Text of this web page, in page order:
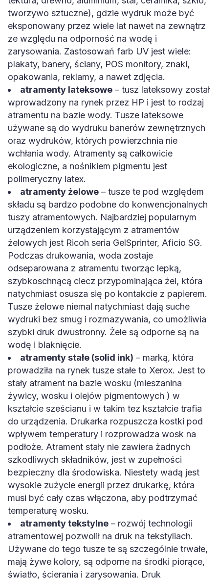
tworzywo sztuczne), gdzie wydruk może być
eksponowany przez wiele lat nawet na zewnątrz
ze względu na odporność na wodę i
zarysowania. Zastosowań farb UV jest wiele:
plakaty, banery, ściany, POS monitory, znaki,
opakowania, reklamy, a nawet zdjęcia.
atramenty lateksowe – tusz lateksowy został
wprowadzony na rynek przez HP i jest to rodzaj
atramentu na bazie wody. Tusze lateksowe
używane są do wydruku banerów zewnętrznych
oraz wydruków, których powierzchnia nie
wchłania wody. Atramenty są całkowicie
ekologiczne, a nośnikiem pigmentu jest
polimeryczny latex.
atramenty żelowe – tusze te pod względem
składu są bardzo podobne do konwencjonalnych
tuszy atramentowych. Najbardziej popularnym
urządzeniem korzystającym z atramentów
żelowych jest Ricoh seria GelSprinter, Aficio SG.
Podczas drukowania, woda zostaje
odseparowana z atramentu tworząc lepką,
szybkoschnącą ciecz przypominająca żel, która
natychmiast osusza się po kontakcie z papierem.
Tusze żelowe niemal natychmiast dają suche
wydruki bez smug i rozmazywania, co umożliwia
szybki druk dwustronny. Żele są odporne są na
wodę i blaknięcie.
atramenty stałe (solid ink) – marką, która
prowadziła na rynek tusze stałe to Xerox. Jest to
stały atrament na bazie wosku (mieszanina
żywicy, wosku i olejów pigmentowych ) w
kształcie sześcianu i w takim tez kształcie trafia
do urządzenia. Drukarka rozpuszcza kostki pod
wpływem temperatury i rozprowadza wosk na
podłoże. Atrament stały nie zawiera żadnych
szkodliwych składników, jest w zupełności
bezpieczny dla środowiska. Niestety wadą jest
wysokie zużycie energii przez drukarkę, która
musi być cały czas włączona, aby podtrzymać
temperaturę wosku.
atramenty tekstylne – rozwój technologii
atramentowej pozwolił na druk na tekstyliach.
Używane do tego tusze te są szczególnie trwałe,
mają żywe kolory, są odporne na środki piorące,
światło, ścierania i zarysowania. Druk